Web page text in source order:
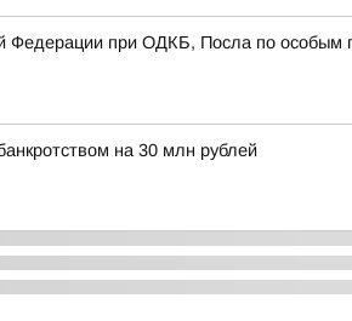
Федерации при ОДКБ, Посла по
на 30 млн рублей